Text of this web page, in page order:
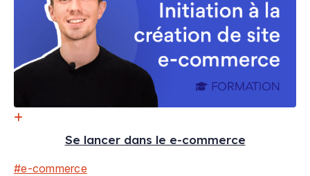
Se lancer dans le e-commerce
#e-commerce